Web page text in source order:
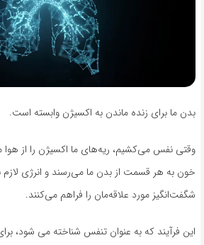
بدن ما برای زنده ماندن به اکسیژن وابسته است.
وقتی نفس می‌کشیم، ریه‌های ما اکسیژن را از
خون به هر قسمت از بدن ما می‌رسند و انرژی لازم
شگفت‌انگیز مورد علاقه‌مان را فراهم می‌کنند.
این فرآیند که به عنوان تنفس شناخته می شود،